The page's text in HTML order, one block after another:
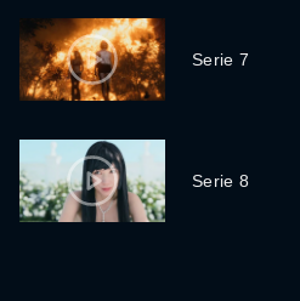
Serie 7
Serie 8